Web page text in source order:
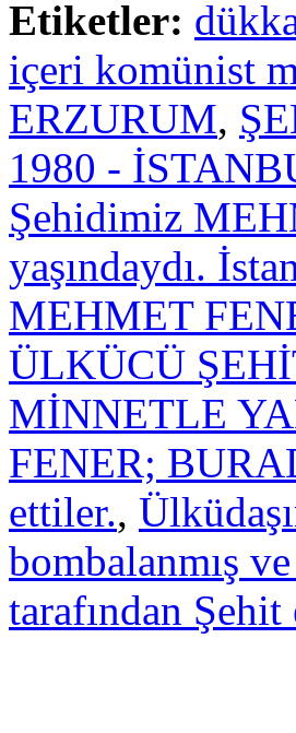
Etiketler:
içeri komünist
ERZURUM,
1980 -
Şehidimiz
yaşındaydı.
MEHMET
ÜLKÜCÜ
MİNNETLE
FENER;
ettiler.,
bombalanmış
tarafından